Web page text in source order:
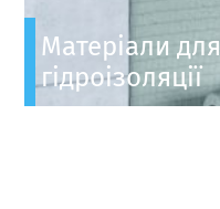
Матеріали для
гідроізоляції